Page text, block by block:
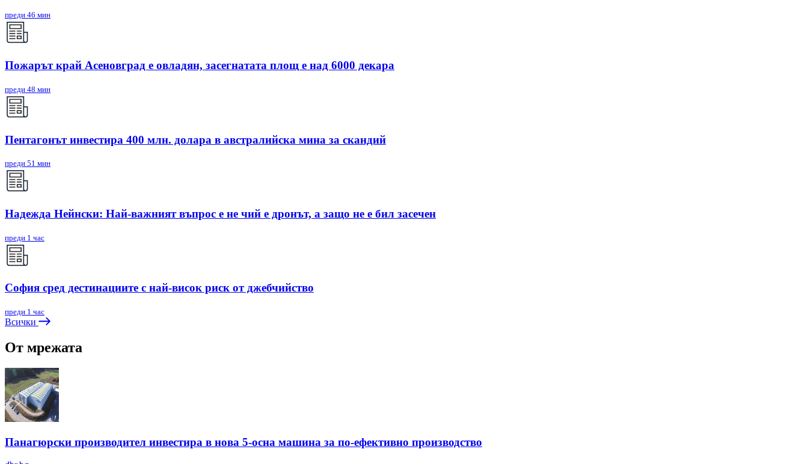
преди 46 мин
Пожарът край Асеновград е овладян, засегнатата площ е над 6000 декара
преди 48 мин
Пентагонът инвестира 400 млн. долара в австралийска мина за скандий
преди 51 мин
Надежда Нейнски: Най-важният въпрос е не чий е дронът, а защо не е бил засечен
преди 1 час
София сред дестинациите с най-висок риск от джебчийство
преди 1 час
Всички
От мрежата
Панагюрски производител инвестира в нова 5-осна машина за по-ефективно производство